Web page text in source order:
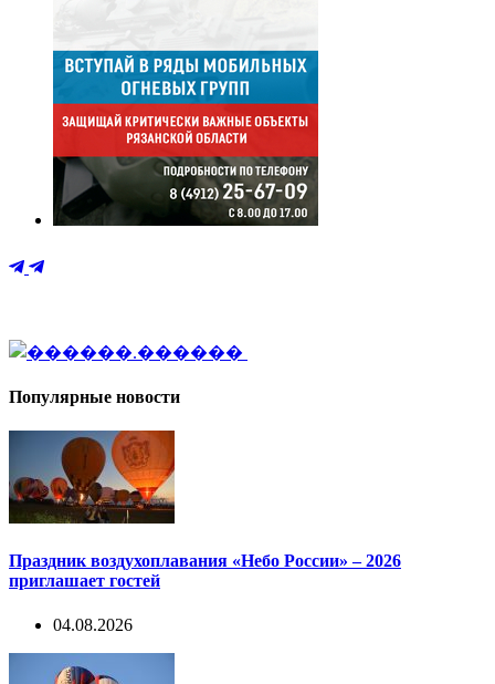
Популярные новости
Праздник воздухоплавания «Небо России» – 2026
приглашает гостей
04.08.2026